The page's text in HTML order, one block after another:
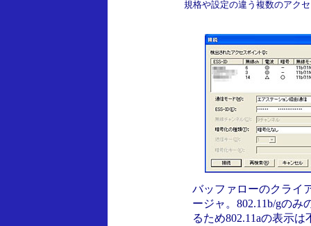
規格や設定の違う複数のアク
バッファローのクライ
ージャ。802.11b/gのみ
るため802.11aの表示は